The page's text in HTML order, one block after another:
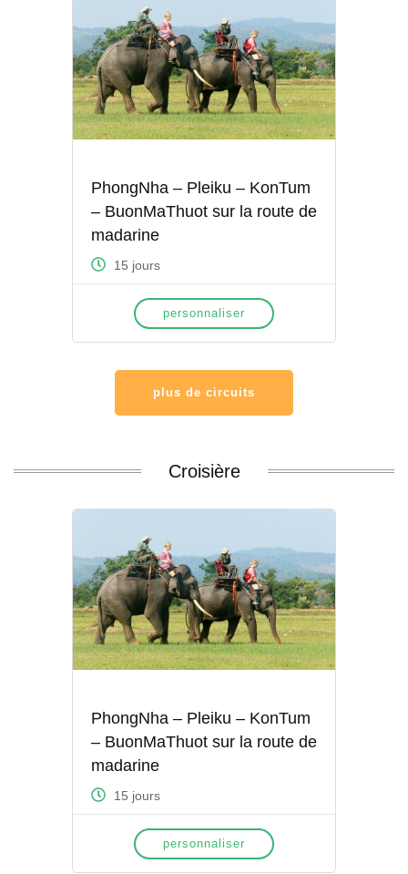
PhongNha – Pleiku – KonTum
– BuonMaThuot sur la route de
madarine
15 jours
personnaliser
plus de circuits
Croisière
PhongNha – Pleiku – KonTum
– BuonMaThuot sur la route de
madarine
15 jours
personnaliser